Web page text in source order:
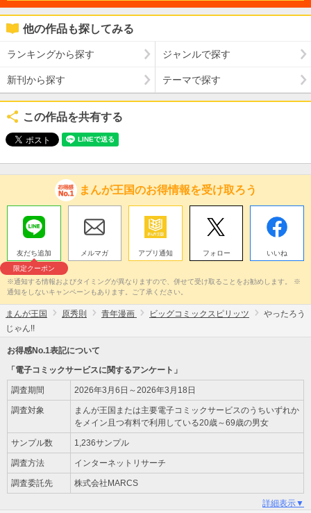
他の作品も探してみる
ランキングから探す ジャンルで探す
新刊から探す テーマで探す
この作品を共有する
まんが王国のお得情報を受け取ろう
友だち追加
限定クーポン
メルマガ アプリ通知 フォロー いいね
※通知する情報およびタイミングが異なりますので、併せて受け取ることをお勧めします。 ※
通知をしないキャンペーンもあります。ご了承ください。
まんが王国 原秀則 青年漫画 ビッグコミックスピリッツ
やったろう
じゃん!!
お得感No.1表記について
「電子コミックサービスに関するアンケート」
調査期間 2026年3月6日～2026年3月18日
調査対象
まんが王国または主要電子コミックサービスのうちいずれか
をメイン且つ有料で利用している20歳～69歳の男女
サンプル数 1,236サンプル
調査方法 インターネットリサーチ
調査委託先 株式会社MARCS
詳細表示▼